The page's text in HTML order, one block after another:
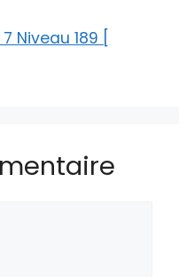
Niveau 189 [